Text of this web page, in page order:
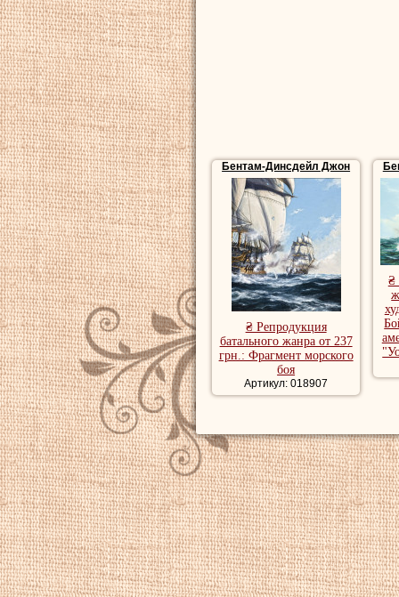
Бентам-Динсдейл Джон
₴ Репродукция
батального жанра от 237
грн.: Фрагмент морского
боя
Артикул: 018907
₴